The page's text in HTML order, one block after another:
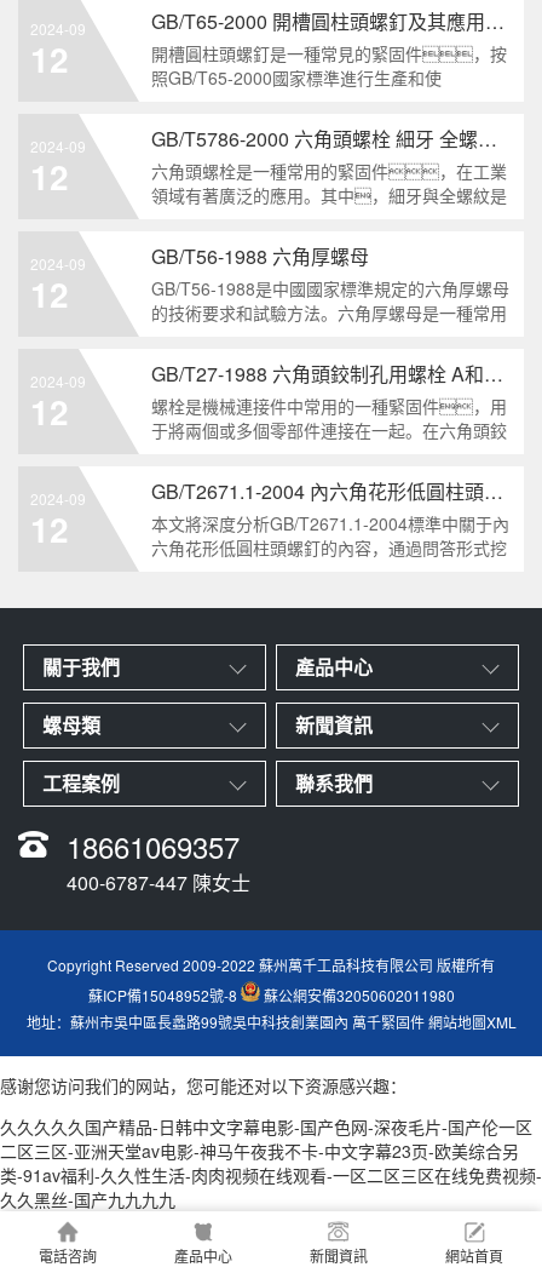
GB/T6563-1986標準。本文將深度分析這
種螺釘的特點、應用以及制造要求等相關知識
點，為讀者提供全面的了解。1. 六角頭自
2024-09
12
GB/T65-2000 開槽圓柱頭螺釘及其應用領域
開槽圓柱頭螺釘是一種常見的緊固件，按
照GB/T65-2000國家標準進行生產和使
特點、分類以及應用領域，幫助讀者更好地了
解和應用該種螺釘。什么是GB/T65-2000
開槽圓柱頭螺釘？GB/T65-200
2024-09
12
GB/T5786-2000 六角頭螺栓 細牙 全螺紋——工業重要性和特點
六角頭螺栓是一種常用的緊固件，在工業
領域有著廣泛的應用。其中，細牙與全螺紋是
業重要性和特點兩個方面，對
GB/T5786-2000標準下的六角頭螺栓 細牙 全螺
紋進行深度分析和知識挖掘。什么是
GB/T57
2024-09
12
GB/T56-1988 六角厚螺母
GB/T56-1988是中國國家標準規定的六角厚螺母
的技術要求和試驗方法。六角厚螺母是一種常用
度。它通常用于需要更大的力矩和耐久性的
緊固裝配。六角厚螺母的材料和制造工藝六角厚
螺母通常由低碳鋼、中碳鋼或合金鋼
2024-09
12
GB/T27-1988 六角頭鉸制孔用螺栓 A和B級
螺栓是機械連接件中常用的一種緊固件，用
于將兩個或多個零部件連接在一起。在六角頭鉸
可以分為A級和B級兩種。下面我們來分析
一下這兩種級別的螺栓有哪些區別。1. A
級和B級的定義和標準有什么不同?A級和B級是
2024-09
12
GB/T2671.1-2004 內六角花形低圓柱頭螺釘
本文將深度分析GB/T2671.1-2004標準中關于內
六角花形低圓柱頭螺釘的內容，通過問答形式挖
花形
關于我們 產品中心
螺母類 新聞資訊
工程案例 聯系我們
18661069357
400-6787-447 陳女士
Copyright Reserved 2009-2022 蘇州萬千工品科技有限公司 版權所有
蘇ICP備15048952號-8
蘇公網安備32050602011980
地址：蘇州市吳中區長蠡路99號吳中科技創業園內 萬千緊固件 網站地圖XML
電話咨詢 產品中心 新聞資訊 網站首頁
感谢您访问我们的网站，您可能还对以下资源感兴趣：
久久久久久国产精品-日韩中文字幕电影-国产色网-深夜毛片-国产伦一区
二区三区-亚洲天堂av电影-神马午夜我不卡-中文字幕23页-欧美综合另
类-91av福利-久久性生活-肉肉视频在线观看-一区二区三区在线免费视频-
久久黑丝-国产九九九九